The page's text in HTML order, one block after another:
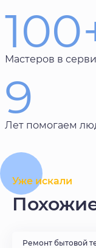
Мастеров в
9
Лет помогаем
Уже искали
Ремонт бытовой